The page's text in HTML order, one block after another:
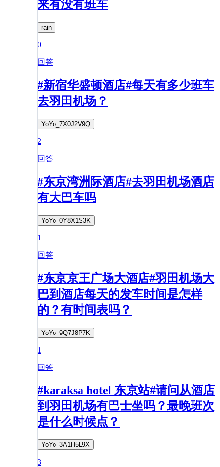
来有没有班车
rain
0
回答
#新宿华盛顿酒店#每天有多少班车
去羽田机场？
YoYo_7X0J2V9Q
2
回答
#东京湾洲际酒店#去羽田机场酒店
有大巴车吗
YoYo_0Y8X1S3K
1
回答
#东京京王广场大酒店#羽田机场大
巴到酒店每天的发车时间是怎样
的？有时间表吗？
YoYo_9Q7J8P7K
1
回答
#karaksa hotel 东京站#请问从酒店
到羽田机场有巴士坐吗？最晚班次
是什么时候点？
YoYo_3A1H5L9X
3